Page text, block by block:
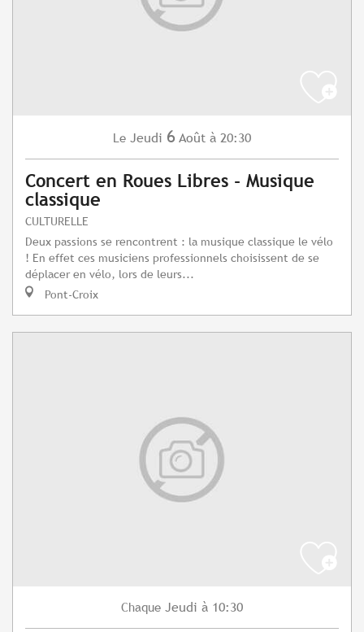
Le Jeudi 6 Août à 20:30
Concert en Roues Libres - Musique
classique
CULTURELLE
Deux passions se rencontrent : la musique classique le vélo
! En effet ces musiciens professionnels choisissent de se
déplacer en vélo, lors de leurs...
Pont-Croix
Chaque Jeudi à 10:30